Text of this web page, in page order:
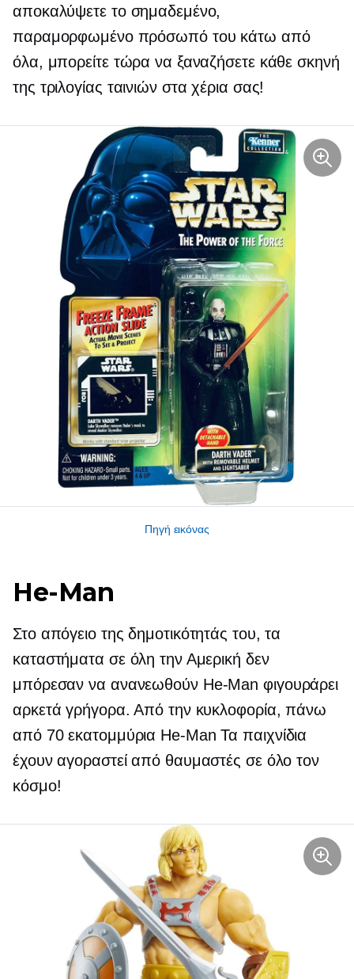
αποκαλύψετε το σημαδεμένο,
παραμορφωμένο πρόσωπό του κάτω από
όλα, μπορείτε τώρα να ξαναζήσετε κάθε σκηνή
της τριλογίας ταινιών στα χέρια σας!
Πηγή εικόνας
He-Man
Στο απόγειο της δημοτικότητάς του, τα
καταστήματα σε όλη την Αμερική δεν
μπόρεσαν να ανανεωθούν He-Man φιγουράρει
αρκετά γρήγορα. Από την κυκλοφορία, πάνω
από 70 εκατομμύρια He-Man Τα παιχνίδια
έχουν αγοραστεί από θαυμαστές σε όλο τον
κόσμο!